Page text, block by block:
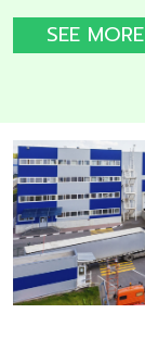
SEE MORE